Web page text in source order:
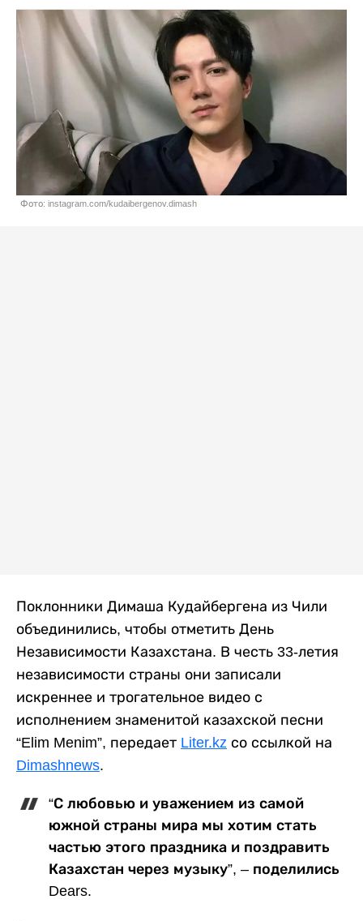
Фото: instagram.com/kudaibergenov.dimash
Поклонники Димаша Кудайбергена из Чили
объединились, чтобы отметить День
Независимости Казахстана. В честь 33-летия
независимости страны они записали
искреннее и трогательное видео с
исполнением знаменитой казахской песни
“Elim Menim”, передает Liter.kz со ссылкой на
Dimashnews.
“С любовью и уважением из самой
южной страны мира мы хотим стать
частью этого праздника и поздравить
Казахстан через музыку”, – поделились
Dears.